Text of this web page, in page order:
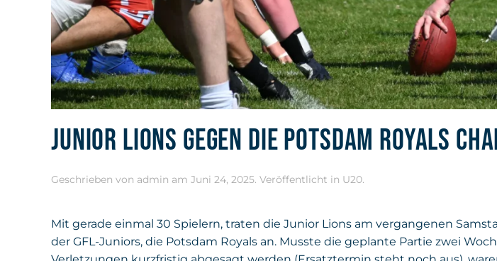
JUNIOR LIONS GEGEN DIE POTSDAM ROYALS
Geschrieben von admin am Juni 24, 2025. Veröffentlicht in U20.
Mit gerade einmal 30 Spielern, traten die Junior Lions am vergangenen
der GFL-Juniors, die Potsdam Royals an. Musste die geplante Partie zwei